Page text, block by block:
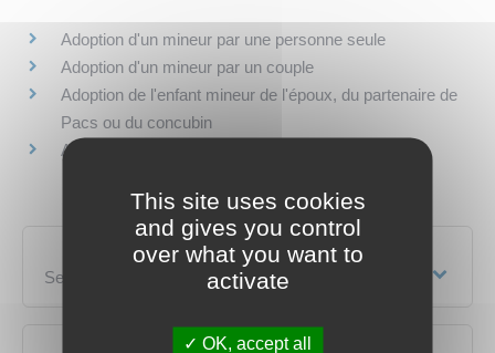
Adoption d'un mineur par une personne seule
Adoption d'un mineur par un couple
Adoption de l'enfant mineur de l'époux, du partenaire de
Pacs ou du concubin
Adoption d'une personne majeure
Services en ligne et formulaires
This site uses cookies
and gives you control
over what you want to
activate
OK, accept all